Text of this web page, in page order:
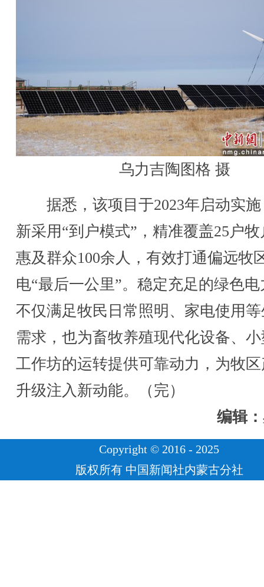
乌力吉陶图格 摄
据悉，该项目于2023年启动实施
新采用“到户模式”，精准覆盖25户
惠及群众100余人，有效打通偏远牧
电“最后一公里”。稳定充足的绿色电
不仅满足牧民日常照明、家电使用
需求，也为畜牧养殖现代化设备、
工作坊的运转提供可靠动力，为牧
升级注入新动能。（完）
编辑
Copyright © 2016 - 2025
版权所有 中国新闻社内蒙古分社